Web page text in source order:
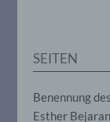
SEITEN
Benennung
Esther
die